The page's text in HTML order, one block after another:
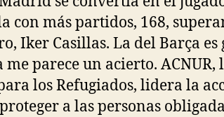
con más partidos, 168,
Iker Casillas. La del Barça es
me parece un acierto. ACNUR,
los Refugiados, lidera la
a las personas